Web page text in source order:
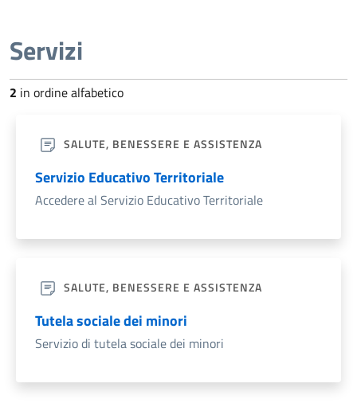
Servizi
2 in ordine alfabetico
SALUTE, BENESSERE E ASSISTENZA
Servizio Educativo Territoriale
Accedere al Servizio Educativo Territoriale
SALUTE, BENESSERE E ASSISTENZA
Tutela sociale dei minori
Servizio di tutela sociale dei minori